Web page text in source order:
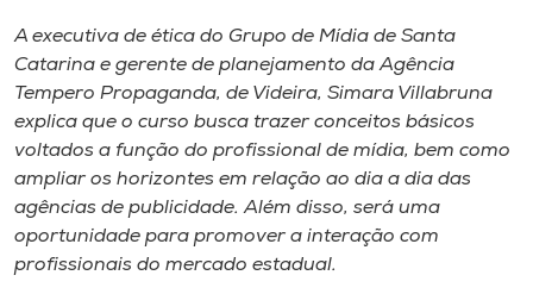
A executiva de ética do Grupo de Mídia de Santa
Catarina e gerente de planejamento da Agência
Tempero Propaganda, de Videira, Simara Villabruna
explica que o curso busca trazer conceitos básicos
voltados a função do profissional de mídia, bem como
ampliar os horizontes em relação ao dia a dia das
agências de publicidade. Além disso, será uma
oportunidade para promover a interação com
profissionais do mercado estadual.